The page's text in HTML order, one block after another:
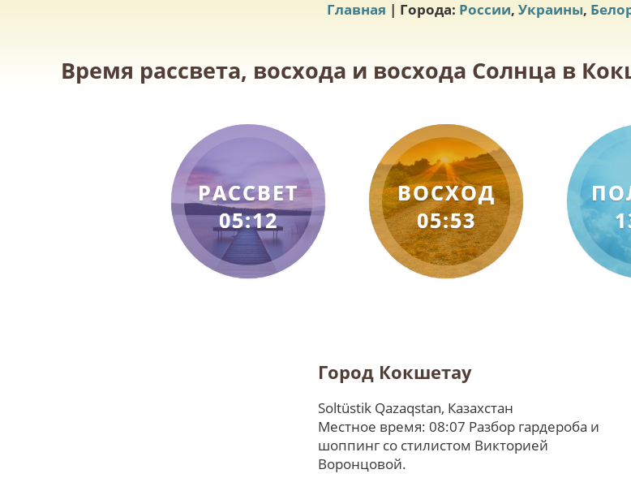
Главная | Города: России, Украины,
Время рассвета, восхода и восхода Солнца в
РАССВЕТ
05:12
ВОСХОД
05:53
Город Кокшетау
Soltüstik Qazaqstan, Казахстан
Местное время: 08:07 Разбор гардероба и
шоппинг со стилистом Викторией
Воронцовой.